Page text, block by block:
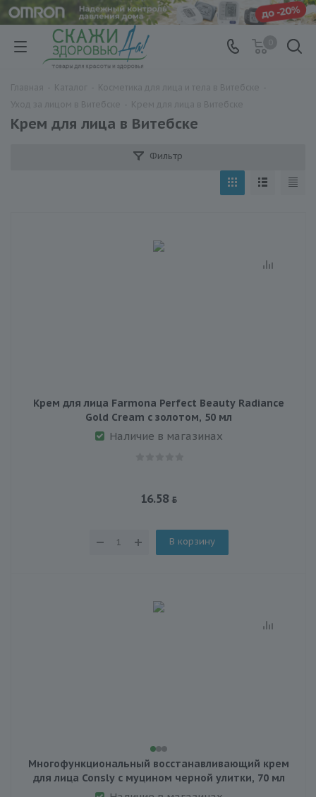
Крем для лица в Витебске
Фильтр
Крем для лица Farmona Perfect Beauty Radiance
Gold Cream с золотом, 50 мл
Наличие в магазинах
16.58
В корзину
Многофункциональный восстанавливающий крем
для лица Consly с муцином черной улитки, 70 мл